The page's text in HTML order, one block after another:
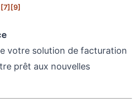
[7][9]
votre solution de facturation
prêt aux nouvelles